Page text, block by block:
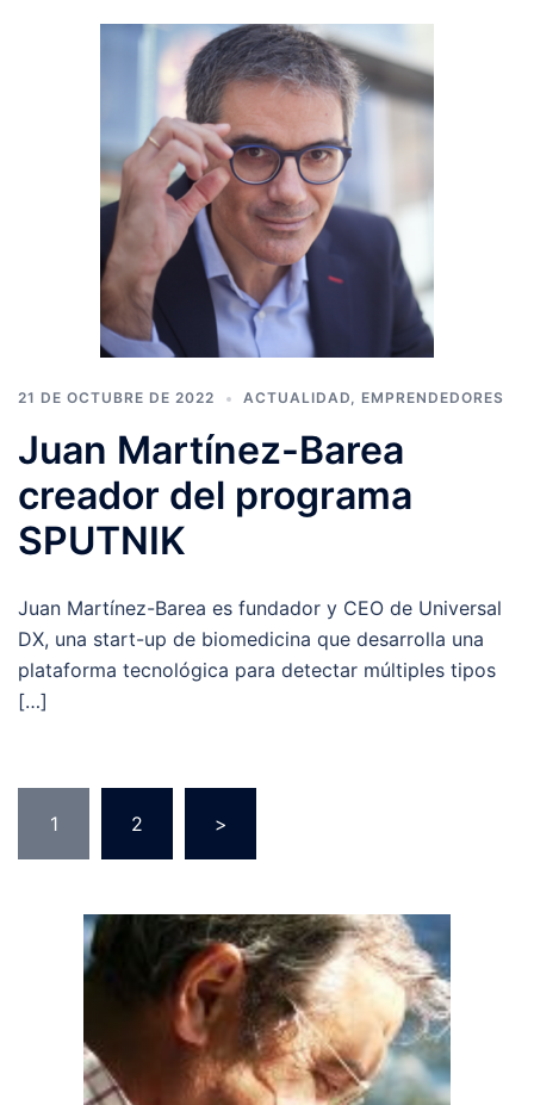
21 DE OCTUBRE DE 2022 ACTUALIDAD EMPRENDEDORES
Juan Martínez-Barea
creador del programa
SPUTNIK
Juan Martínez-Barea es fundador y CEO de Universal
DX, una start-up de biomedicina que desarrolla una
plataforma tecnológica para detectar múltiples tipos
[…]
entradas
1 2 >